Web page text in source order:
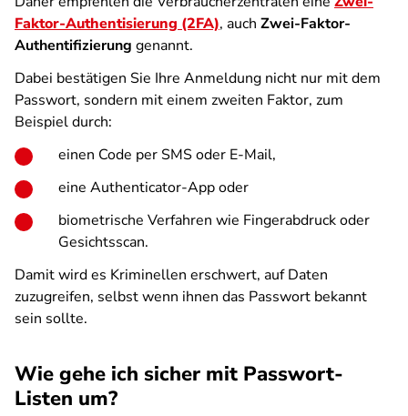
Faktor-Authentisierung (2FA), auch Zwei-Faktor-
Authentifizierung genannt.
Dabei bestätigen Sie Ihre Anmeldung nicht nur mit dem
Passwort, sondern mit einem zweiten Faktor, zum
Beispiel durch:
einen Code per SMS oder E-Mail,
eine Authenticator-App oder
biometrische Verfahren wie Fingerabdruck oder
Gesichtsscan.
Damit wird es Kriminellen erschwert, auf Daten
zuzugreifen, selbst wenn ihnen das Passwort bekannt
sein sollte.
Wie gehe ich sicher mit Passwort-
Listen um?